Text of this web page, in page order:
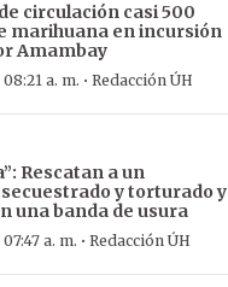
circulación casi 500
marihuana en incursión
Amambay
a. m. · Redacción ÚH
Rescatan a un
y torturado y
una banda de usura
a. m. · Redacción ÚH